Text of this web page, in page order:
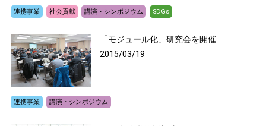
連携事業 社会貢献 講演・シンポジウム SDGs
「モジュール化」研究会を開催
2015/03/19
連携事業 講演・シンポジウム